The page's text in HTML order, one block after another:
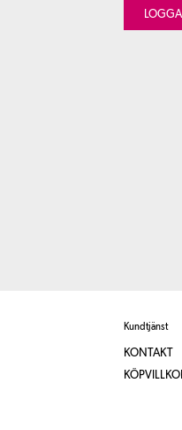
Kundtjänst
KONTAKT